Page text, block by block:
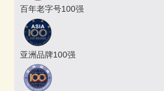
百年老字号100强
亚洲品牌100强